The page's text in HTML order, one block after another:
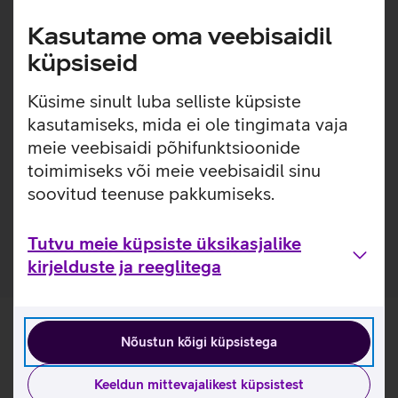
Kasutame oma veebisaidil
küpsiseid
Küsime sinult luba selliste küpsiste
kasutamiseks, mida ei ole tingimata vaja
meie veebisaidi põhifunktsioonide
toimimiseks või meie veebisaidil sinu
soovitud teenuse pakkumiseks.
Tutvu meie küpsiste üksikasjalike
kirjelduste ja reeglitega
Nõustun kõigi küpsistega
Keeldun mittevajalikest küpsistest
Korraga on võimalik jagada mobiilset internetti kuni 16-
le seadmele WiFi vahendusel.
2000 mAh aku, mille tööaeg on kuni 8 h mobiilset
internetti jagades.
Aku laadimine MicroUSB kaabliga.
Kasulikud lingid